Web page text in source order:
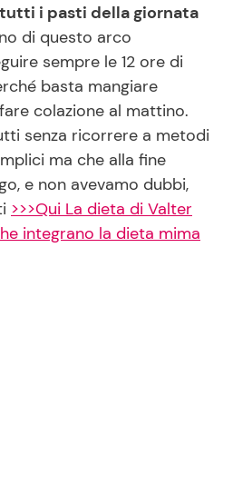
tutti i pasti della giornata
di questo arco
sempre le 12 ore di
basta mangiare
colazione al mattino.
senza ricorrere a metodi
ma che alla fine
e non avevamo dubbi,
>>>Qui La dieta di Valter
integrano la dieta mima